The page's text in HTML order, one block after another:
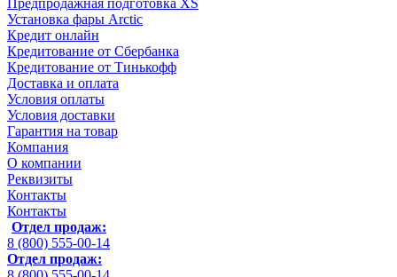
Предпродажная подготовка XS
Установка фары Arctic
Кредит онлайн
Кредитование от Сбербанка
Кредитование от Тинькофф
Доставка и оплата
Условия оплаты
Условия доставки
Гарантия на товар
Компания
О компании
Реквизиты
Контакты
Контакты
Отдел продаж:
8 (800) 555-00-14
Отдел продаж: